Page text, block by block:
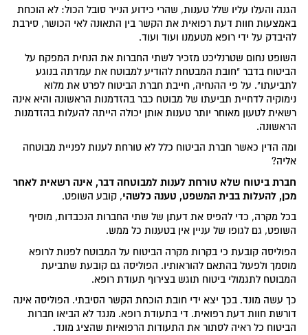
הגנה והעלו עליו שלל טענות, שהרי כידוע הנייר סובל הכול: לא הוכחת
באמצעות חוות דעת רפואית את הקשר בין התאונה לאי הכושר, סירבת
להיבדק על ידי רופא מטעמנו ועוד ועוד.
השופט נחום שטרנליכט מזכיר לשתי החברות את הנחית המפקח על
הביטוח בדבר "חובת המבטחת להודיע למבוטח את עמדתה בנוגע
לתביעתו". על פי ההנחיה, חייבת חברת הביטוח לפרט את מלוא
נימוקיה לדחיית תביעתו של מבוטח כבר בהזדמנות הראשונה והיא אינה
רשאית לטעון מאוחר יותר טענות אותן יכולה הייתה להעלות בהזדמנות
הראשונה.
ומה הדין כאשר חברת הביטוח כלל לא טורחת לענות לפניית מבוטחה
אליה?
חברת ביטוח שלא טורחת לענות למבוטחה דבר, אינה רשאית לאחר
מכן, להעלות בבית המשפט, טענה כלשהי, קובע השופט.
בכל מקרה, כדי להפיס את דעתן של שתי החברות הנכבדות, מוסיף
השופט, גם לגופו של עניין אין בטענות כל ממש.
הפוליסה קובעת כי בקרות מקרה הביטוח על המבוטח לפנות לרופא
מוסמך ולפעול בהתאם להוראותיו. הפוליסה גם קובעת שתביעת
המבוטח לתגמולי ביטוח תוגש בצירוף תעודת רופא.
כך עשה מונד. בכך יצא ידי חובת הוכחת הקשר הסיבתי. הפוליסה אינה
דורשת חוות דעת רפואית. די בתעודת רופא. מנגד לא הביאו חברות
הביטוח כל ראיה לסתור את התעודות הרפואיות שהציג מונד.